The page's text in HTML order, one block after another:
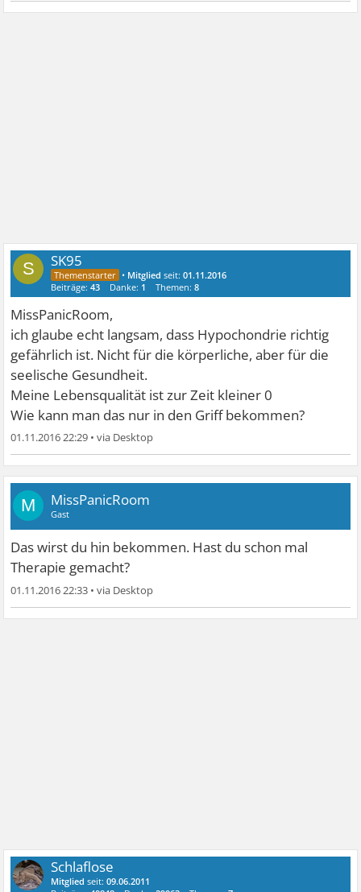
S SK95
• Mitglied seit:01.11.2016
Beiträge:43 Danke: 1 Themen:8
MissPanicRoom,
ich glaube echt langsam, dass Hypochondrie richtig
gefährlich ist. Nicht für die körperliche, aber für die
seelische Gesundheit.
Meine Lebensqualität ist zur Zeit kleiner 0
Wie kann man das nur in den Griff bekommen?
01.11.2016 22:29 •
M MissPanicRoom
Gast
Das wirst du hin bekommen. Hast du schon mal
Therapie gemacht?
01.11.2016 22:33 •
Schlaflose
Mitglied seit:09.06.2011